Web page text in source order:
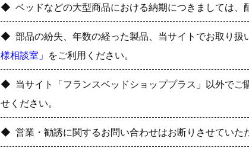
ベッドなどの大型商品における納期につきましては
部品の紛失、年数の経った製品、当サイトでお取り
様相談室」 をご利用ください。
当サイト「フランスベッドショッププラス」以外で
せください。
営業・勧誘に関するお問い合わせはお断りさせていた